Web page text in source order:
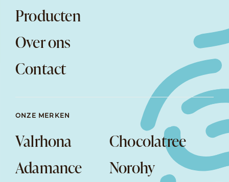
Producten
Over ons
Contact
ONZE MERKEN
Valrhona
Chocolatree
Adamance
Norohy